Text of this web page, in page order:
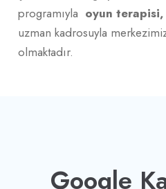
programıyla oyun
uzman kadrosuyla
olmaktadır.
Google